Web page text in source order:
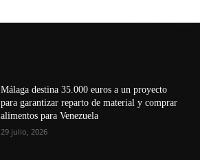
Málaga destina 35.000 euros a un proyecto
para garantizar reparto de material y comprar
alimentos para Venezuela
29 julio, 2026